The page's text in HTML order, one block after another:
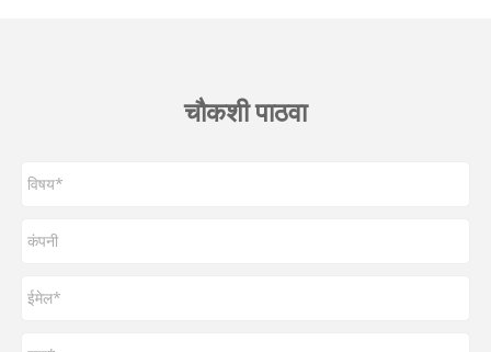
चौकशी पाठवा